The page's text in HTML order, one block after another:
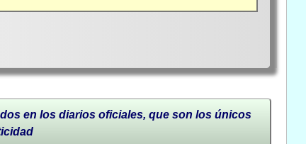
en los diarios oficiales, que son los únicos